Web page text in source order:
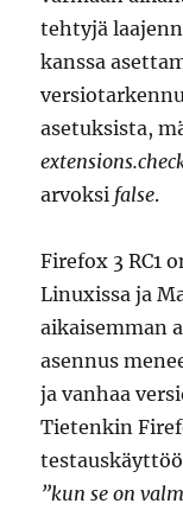
tehtyjä
kanssa
asetuksista,
arvoksi false.
Firefox 3 RC1
Linuxissa ja
aikaisemman
asennus
ja vanhaa
Tietenkin
”kun se on